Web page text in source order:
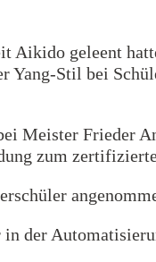
Aikido geleent
Yang-Stil bei
Meister Frieder
zum
der